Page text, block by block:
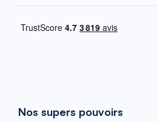
Nos supers pouvoirs